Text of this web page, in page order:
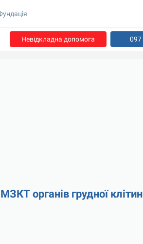
Невідкладна допомога 097
органів грудної